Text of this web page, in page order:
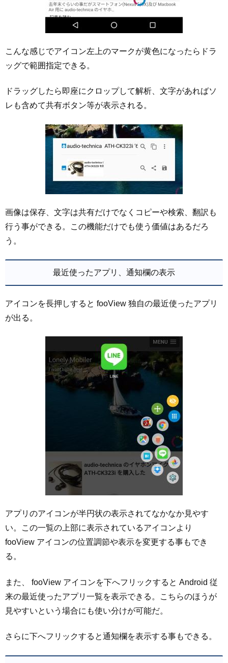
こんな感じでアイコン左上のマークが黄色になったらドラ
ッグで範囲指定できる。
ドラッグしたら即座にクロップして解析、文字があればソ
レも含めて共有ボタン等が表示される。
画像は保存、文字は共有だけでなくコピーや検索、翻訳も
行う事ができる。この機能だけでも使う価値はあるだろ
う。
最近使ったアプリ、通知欄の表示
アイコンを長押しすると fooView 独自の最近使ったアプリ
が出る。
アプリのアイコンが半円状の表示されてなかなか見やす
い。この一覧の上部に表示されているアイコンより
fooView アイコンの位置調節や表示を変更する事もでき
る。
また、 fooView アイコンを下へフリックすると Android 従
来の最近使ったアプリ一覧を表示できる。こちらのほうが
見やすいという場合にも使い分けが可能だ。
さらに下へフリックすると通知欄を表示する事もできる。